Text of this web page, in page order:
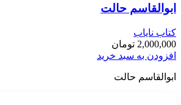
ابوالقاسم حالت
کتاب نایاب
2,000,000 تومان
افزودن به سبد خرید
ابوالقاسم حالت